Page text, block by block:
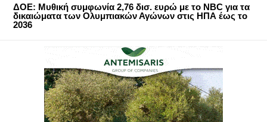
ΔΟΕ: Μυθική συμφωνία 2,76 δισ. ευρώ με το NBC για τα
δικαιώματα των Ολυμπιακών Αγώνων στις ΗΠΑ έως το
2036